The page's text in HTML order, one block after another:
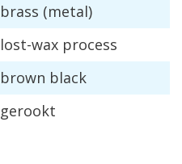
brass (metal)
lost-wax process
brown black
gerookt